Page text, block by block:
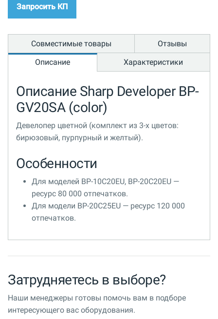
Запросить КП
Совместимые товары
Отзывы
Описание
Характеристики
Описание Sharp Developer BP-
GV20SA (color)
Девелопер цветной (комплект из 3-х цветов:
бирюзовый, пурпурный и желтый).
Особенности
Для моделей BP-10C20EU, BP-20C20EU —
ресурс 80 000 отпечатков.
Для модели BP-20C25EU — ресурс 120 000
отпечатков.
Затрудняетесь в выборе?
Наши менеджеры готовы помочь вам в подборе
интересующего вас оборудования.